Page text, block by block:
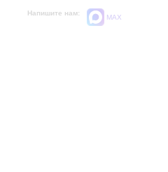
Напишите нам:
MAX